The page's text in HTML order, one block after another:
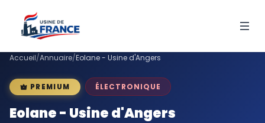
Accueil/Annuaire/Eolane - Usine d'Angers
PREMIUM ÉLECTRONIQUE
Eolane - Usine d'Angers